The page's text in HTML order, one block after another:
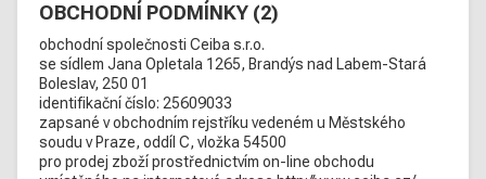
OBCHODNÍ PODMÍNKY (2)
obchodní společnosti Ceiba s.r.o.
se sídlem Jana Opletala 1265, Brandýs nad Labem-Stará
Boleslav, 250 01
identifikační číslo: 25609033
zapsané v obchodním rejstříku vedeném u Městského
soudu v Praze, oddíl C, vložka 54500
pro prodej zboží prostřednictvím on-line obchodu